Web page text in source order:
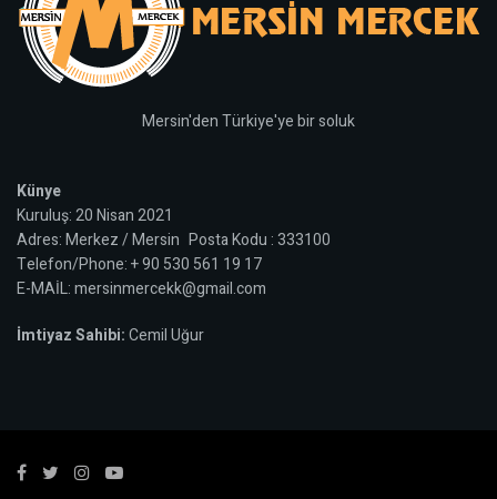
Mersin'den Türkiye'ye bir soluk
Künye
Kuruluş: 20 Nisan 2021
Adres: Merkez / Mersin Posta Kodu : 333100
Telefon/Phone: + 90 530 561 19 17
E-MAİL: mersinmercekk@gmail.com
İmtiyaz Sahibi:Cemil Uğur